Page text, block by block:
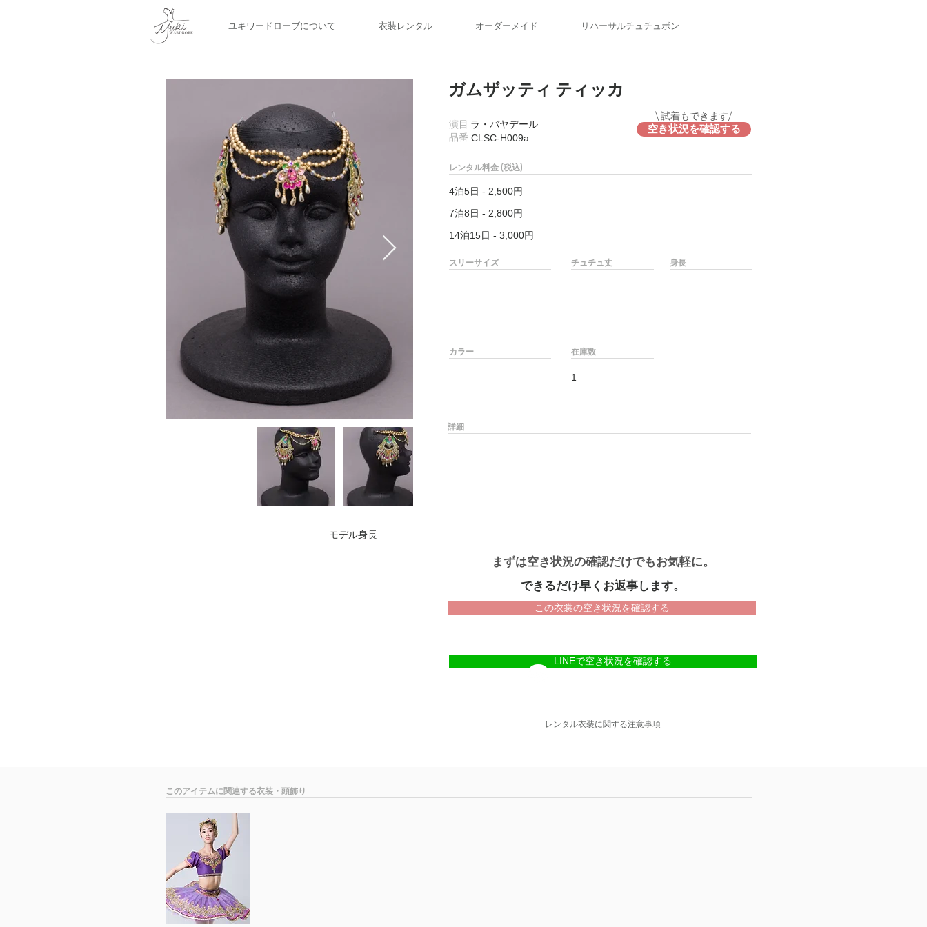
ユキワードローブについて 衣装レンタル オーダーメイド リハーサルチュチュボン
ガムザッティ ティッカ
​演目 ラ・バヤデール
​品番 CLSC-H009a
空き状況を確認する
\ 試着もできます/
レンタル料金 (税込)
4泊5日 - 2,500円
7泊8日 - 2,800円
14泊15日 - 3,000円
スリーサイズ チュチュ丈 身長
カラー 在庫数
1
詳細
モデル身長
まずは空き状況の確認だけでもお気軽に。
できるだけ早くお返事します。
この衣裳の空き状況を確認する
LINEで空き状況を確認する
レンタル衣装に関する注意事項
​このアイテムに関連する衣装・頭飾り